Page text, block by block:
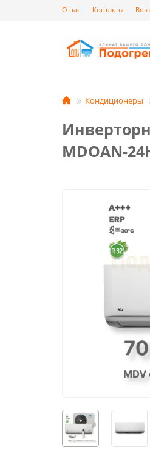
О нас Контакты
Кондиционеры
MDOAN-